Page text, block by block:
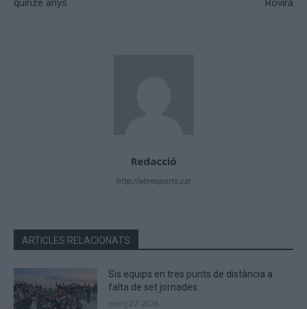
Redacció
http://ebresports.cat
ARTICLES RELACIONATS
Sis equips en tres punts de distància a
falta de set jornades
març 27, 2026